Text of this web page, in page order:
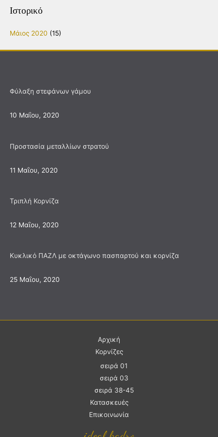
Ιστορικό
Μάιος 2020 (15)
Φύλαξη στεφάνων γάμου
10 Μαΐου, 2020
Προστασία μεταλλίων στρατού
11 Μαΐου, 2020
Τριπλή Κορνίζα
12 Μαΐου, 2020
Κυκλικό ΠΑΖΛ με οκτάγωνο πασπαρτού και κορνίζα
25 Μαΐου, 2020
Aρχική
Κορνίζες
σειρά 01
σειρά 03
σειρά 38-45
Κατασκευές
Επικοινωνία